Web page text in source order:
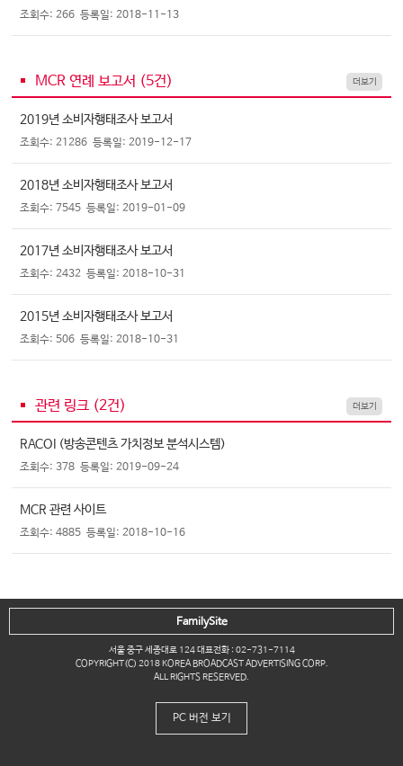
조회수: 266 등록일: 2018-11-13
MCR 연례 보고서 (5건) 더보기
2019년 소비자행태조사 보고서
조회수: 21286 등록일: 2019-12-17
2018년 소비자행태조사 보고서
조회수: 7545 등록일: 2019-01-09
2017년 소비자행태조사 보고서
조회수: 2432 등록일: 2018-10-31
2015년 소비자행태조사 보고서
조회수: 506 등록일: 2018-10-31
관련 링크 (2건) 더보기
RACOI (방송콘텐츠 가치정보 분석시스템)
조회수: 378 등록일: 2019-09-24
MCR 관련 사이트
조회수: 4885 등록일: 2018-10-16
서울 중구 세종대로 124 대표전화 : 02-731-7114
COPYRIGHT(C) 2018 KOREA BROADCAST ADVERTISING CORP.
ALL RIGHTS RESERVED.
FamilySite
PC 버전 보기